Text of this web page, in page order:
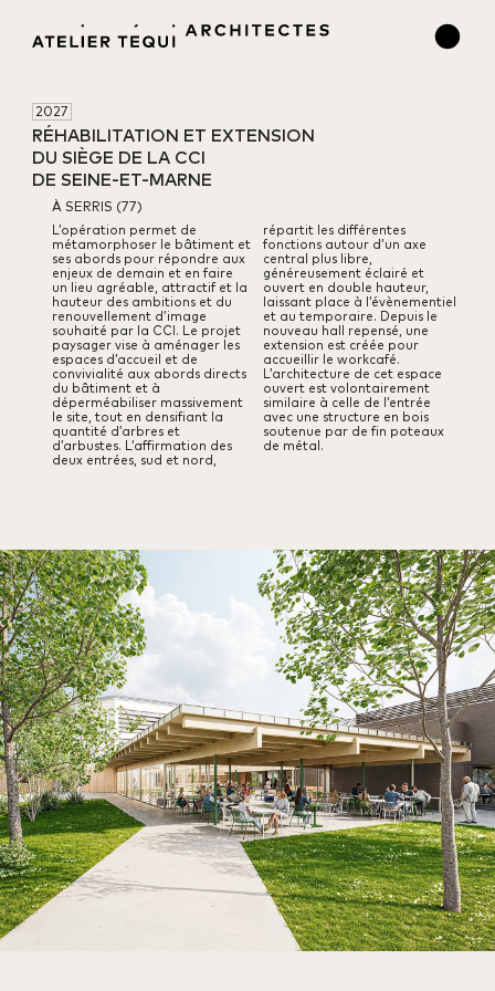
2027
RÉHABILITATION ET EXTENSION
DU SIÈGE DE LA CCI
DE SEINE-ET-MARNE
À SERRIS (77)
L’opération permet de
métamorphoser le bâtiment et
ses abords pour répondre aux
enjeux de demain et en faire
un lieu agréable, attractif et la
hauteur des ambitions et du
renouvellement d’image
souhaité par la CCI. Le projet
paysager vise à aménager les
espaces d’accueil et de
convivialité aux abords directs
du bâtiment et à
déperméabiliser massivement
le site, tout en densifiant la
quantité d’arbres et
d’arbustes. L’affirmation des
deux entrées, sud et nord,
répartit les différentes
fonctions autour d’un axe
central plus libre,
généreusement éclairé et
ouvert en double hauteur,
laissant place à l’évènementiel
et au temporaire. Depuis le
nouveau hall repensé, une
extension est créée pour
accueillir le workcafé.
L’architecture de cet espace
ouvert est volontairement
similaire à celle de l’entrée
avec une structure en bois
soutenue par de fin poteaux
de métal.